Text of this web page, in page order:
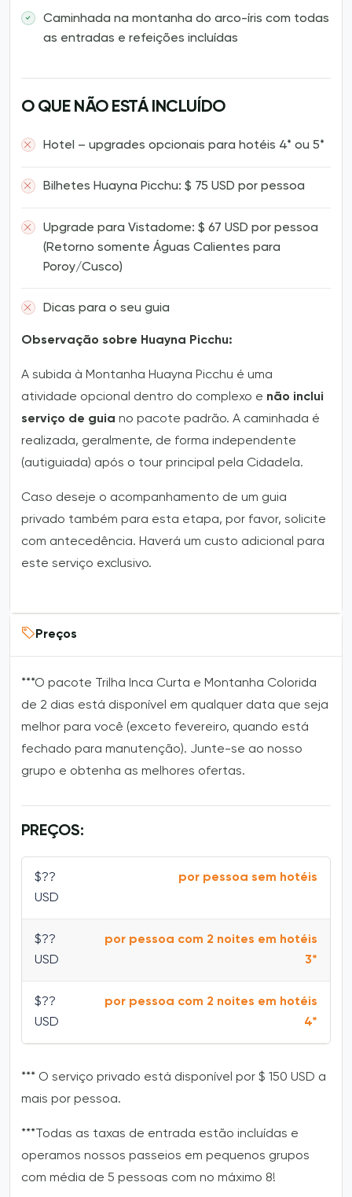
Caminhada na montanha do arco-íris com todas
as entradas e refeições incluídas
O QUE NÃO ESTÁ INCLUÍDO
Hotel – upgrades opcionais para hotéis 4* ou 5*
Bilhetes Huayna Picchu: $ 75 USD por pessoa
Upgrade para Vistadome: $ 67 USD por pessoa
(Retorno somente Águas Calientes para
Poroy/Cusco)
Dicas para o seu guia
Observação sobre Huayna Picchu:
A subida à Montanha Huayna Picchu é uma
atividade opcional dentro do complexo e não inclui
serviço de guia no pacote padrão. A caminhada é
realizada, geralmente, de forma independente
(autiguiada) após o tour principal pela Cidadela.
Caso deseje o acompanhamento de um guia
privado também para esta etapa, por favor, solicite
com antecedência. Haverá um custo adicional para
este serviço exclusivo.
Preços
***O pacote Trilha Inca Curta e Montanha Colorida
de 2 dias está disponível em qualquer data que seja
melhor para você (exceto fevereiro, quando está
fechado para manutenção). Junte-se ao nosso
grupo e obtenha as melhores ofertas.
PREÇOS:
$??
USD
por pessoa sem hotéis
$??
USD
por pessoa com 2 noites em hotéis
3*
$??
USD
por pessoa com 2 noites em hotéis
4*
*** O serviço privado está disponível por $ 150 USD a
mais por pessoa.
***Todas as taxas de entrada estão incluídas e
operamos nossos passeios em pequenos grupos
com média de 5 pessoas com no máximo 8!